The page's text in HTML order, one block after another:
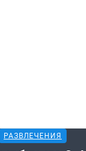
РАЗВЛЕЧЕНИЯ